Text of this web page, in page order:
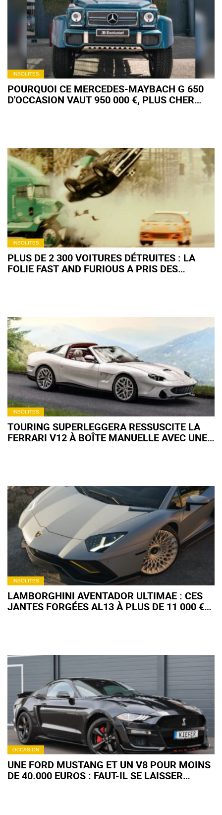
INSOLITES
POURQUOI CE MERCEDES-MAYBACH G 650
D'OCCASION VAUT 950 000 €, PLUS CHER
INSOLITES
PLUS DE 2 300 VOITURES DÉTRUITES : LA
FOLIE FAST AND FURIOUS A PRIS DES
INSOLITES
TOURING SUPERLEGGERA RESSUSCITE LA
FERRARI V12 À BOÎTE MANUELLE AVEC UNE
INSOLITES
LAMBORGHINI AVENTADOR ULTIMAE : CES
JANTES FORGÉES AL13 À PLUS DE 11 000 €
OCCASION
UNE FORD MUSTANG ET UN V8 POUR MOINS
DE 40.000 EUROS : FAUT-IL SE LAISSER